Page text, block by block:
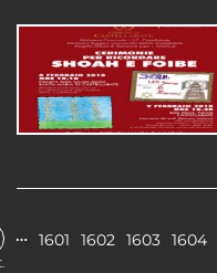
… 1601 1602 1603 1604